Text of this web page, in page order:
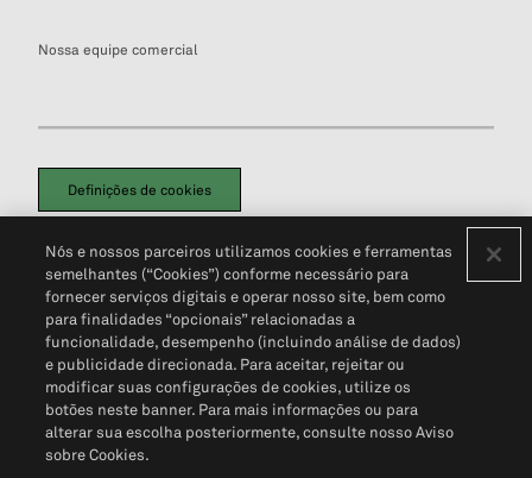
Nossa equipe comercial
Definições de cookies
Política de PrivacidadePortal de privacidade do cliente (em inglês)
Não Venda Minhas Informações Pessoais© 2026 S&P Global
Nós e nossos parceiros utilizamos cookies e ferramentas
semelhantes (“Cookies”) conforme necessário para
fornecer serviços digitais e operar nosso site, bem como
para finalidades “opcionais” relacionadas a
funcionalidade, desempenho (incluindo análise de dados)
e publicidade direcionada. Para aceitar, rejeitar ou
modificar suas configurações de cookies, utilize os
botões neste banner. Para mais informações ou para
alterar sua escolha posteriormente, consulte nosso Aviso
sobre Cookies.